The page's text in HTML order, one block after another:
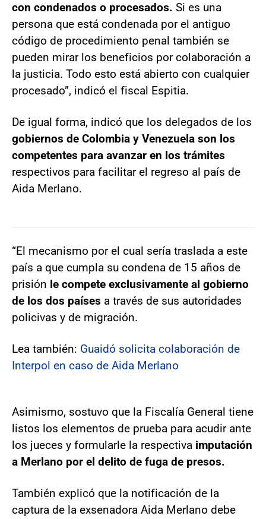
con condenados o procesados. Si es una
persona que está condenada por el antiguo
código de procedimiento penal también se
pueden mirar los beneficios por colaboración a
la justicia. Todo esto está abierto con cualquier
procesado”, indicó el fiscal Espitia.
De igual forma, indicó que los delegados de los
gobiernos de Colombia y Venezuela son los
competentes para avanzar en los trámites
respectivos para facilitar el regreso al país de
Aida Merlano.
“El mecanismo por el cual sería traslada a este
país a que cumpla su condena de 15 años de
prisión le compete exclusivamente al gobierno
de los dos países a través de sus autoridades
policivas y de migración.
Lea también: Guaidó solicita colaboración de
Interpol en caso de Aida Merlano
Asimismo, sostuvo que la Fiscalía General tiene
listos los elementos de prueba para acudir ante
los jueces y formularle la respectiva imputación
a Merlano por el delito de fuga de presos.
También explicó que la notificación de la
captura de la exsenadora Aida Merlano debe